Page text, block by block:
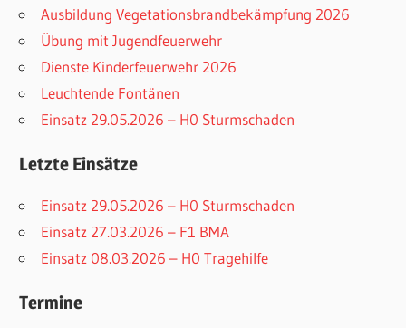
Ausbildung Vegetationsbrandbekämpfung 2026
Übung mit Jugendfeuerwehr
Dienste Kinderfeuerwehr 2026
Leuchtende Fontänen
Einsatz 29.05.2026 – H0 Sturmschaden
Letzte Einsätze
Einsatz 29.05.2026 – H0 Sturmschaden
Einsatz 27.03.2026 – F1 BMA
Einsatz 08.03.2026 – H0 Tragehilfe
Termine